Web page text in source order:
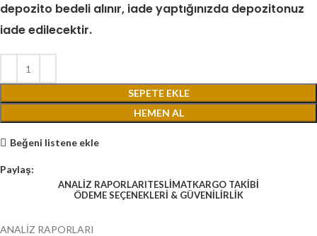
depozito bedeli alınır, iade yaptığınızda depozitonuz
iade edilecektir.
SEPETE EKLE
HEMEN AL
Beğeni listene ekle
Paylaş:
ANALİZ RAPORLARITESLİMATKARGO TAKİBİ
ÖDEME SEÇENEKLERİ & GÜVENİLİRLİK
ANALİZ RAPORLARI